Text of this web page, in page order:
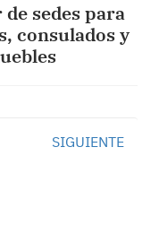
sedes para
consulados y
SIGUIENTE